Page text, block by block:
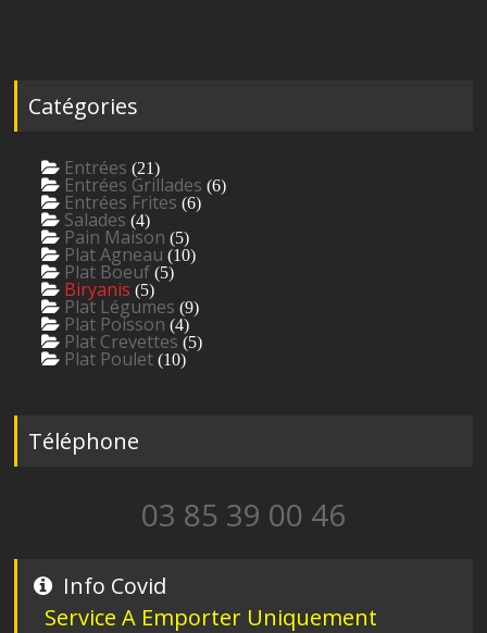
Catégories
Entrées (21)
Entrées Grillades (6)
Entrées Frites (6)
Salades (4)
Pain Maison (5)
Plat Agneau (10)
Plat Boeuf (5)
Biryanis (5)
Plat Légumes (9)
Plat Poisson (4)
Plat Crevettes (5)
Plat Poulet (10)
Téléphone
03 85 39 00 46
Info Covid
A Emporter Uniquement